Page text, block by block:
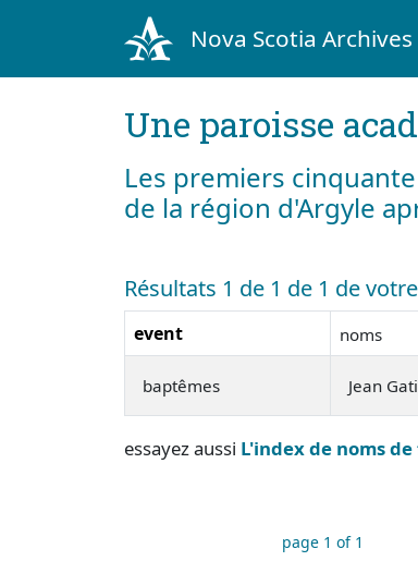
Nova Scotia Archives
Une paroisse
Les premiers
de la région d'Argyle
Résultats 1 de 1 de 1 de
event noms
baptêmes Jean
essayez aussi L'index de noms
page 1 of 1